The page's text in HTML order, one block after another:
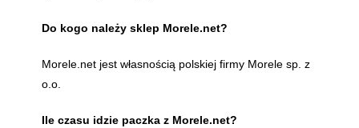
Do kogo należy sklep Morele.net?
Morele.net jest własnością polskiej firmy Morele sp. z
o.o.
Ile czasu idzie paczka z Morele.net?